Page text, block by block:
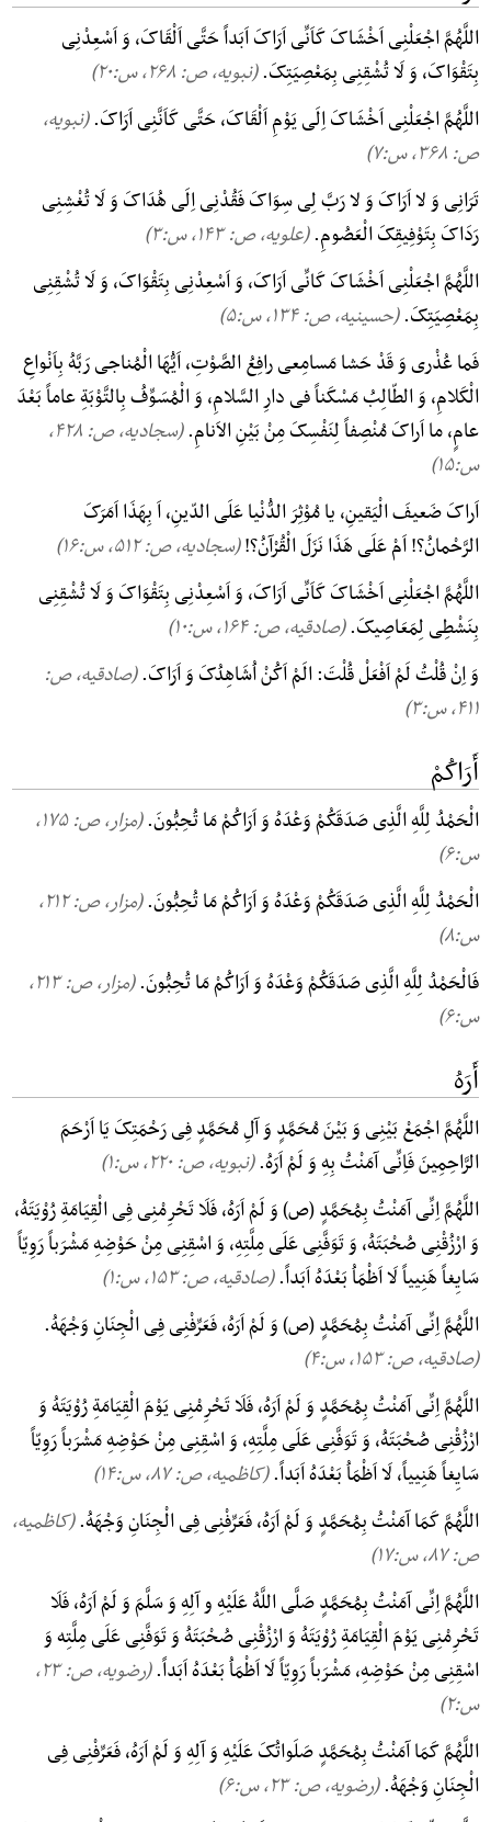
اللَّهُمَّ اجْعَلْنِی اَخْشَاکَ کَاَنِّی اَرَاکَ اَبَداً حَتَّی اَلْقَاکَ، وَ اَسْعِدْنِی
بِتَقْوَاکَ، وَ لَا تُشْقِنِی بِمَعْصِیَتِکَ.(نبویه، ص: ۲۶۸, س:۲۰)
اللَّهُمَّ اجْعَلْنِی اَخْشَاکَ اِلَی یَوْمِ اَلْقَاکَ، حَتَّی کَاَنَّنِی اَرَاکَ.(نبویه،
ص: ۳۶۸, س:۷)
تَرَانِی وَ لا اَرَاکَ وَ لا رَبَّ لِی سِوَاکَ فَقُدْنِی اِلَی هُدَاکَ وَ لَا تُغْشِنِی
رَدَاکَ بِتَوْفِیقِکَ الْعَصُومِ.(علویه، ص: ۱۴۳, س:۳)
اللَّهُمَّ اجْعَلْنِی اَخْشَاکَ کَانِّی اَرَاکَ، وَ اَسْعِدْنِی بِتَقْوَاکَ، وَ لَا تُشْقِنِی
بِمَعْصِیَتِکَ.(حسینیه، ص: ۱۳۴, س:۵)
فَما عُذْری وَ قَدْ حَشا مَسامِعی رافِعُ الصَّوْتِ، اَیُّهَا الْمُناجی رَبَّهُ بِاَنْواعِ
الْکَلامِ، وَ الطّالِبُ مَسْکَناً فی دارِ السَّلامِ، وَ الْمُسَوِّفُ بِالتَّوْبَةِ عاماً بَعْدَ
عامٍ، ما اَراکَ مُنْصِفاً لِنَفْسِکَ مِنْ بَیْنِ الاَنامِ.
(سجادیه، ص: ۴۲۸,
س:۱۵)
اَراکَ ضَعیفَ الْیَقینِ، یا مُوْثِرَ الدُّنْیا عَلَی الدّینِ، اَ بِهَذَا اَمَرَکَ
الرَّحْمانُ؟! اَمْ عَلَی هَذَا نَزَلَ الْقُرْآنُ؟!(سجادیه، ص: ۵۱۲, س:۱۶)
اللَّهُمَّ اجْعَلْنِی اَخْشَاکَ کَاَنِّی اَرَاکَ، وَ اَسْعِدْنِی بِتَقْوَاکَ وَ لَا تُشْقِنِی
بِنَشْطِی لِمَعَاصِیکَ.(صادقیه، ص: ۱۶۴, س:۱۰)
وَ اِنْ قُلْتُ لَمْ اَفْعَلْ قُلْتَ: الَمْ اَکُنْ اُشَاهِدُکَ وَ اَرَاکَ.(صادقیه، ص:
۴۱۱, س:۳)
أَرَاکُمْ
الْحَمْدُ لِلَّهِ الَّذِی صَدَقَکُمْ وَعْدَهُ وَ اَرَاکُمْ مَا تُحِبُّونَ.
(مزار، ص: ۱۷۵,
س:۶)
الْحَمْدُ لِلَّهِ الَّذِی صَدَقَکُمْ وَعْدَهُ وَ اَرَاکُمْ مَا تُحِبُّونَ.
(مزار، ص: ۲۱۲,
س:۸)
فَالْحَمْدُ لِلَّهِ الَّذِی صَدَقَکُمْ وَعْدَهُ وَ اَرَاکُمْ مَا تُحِبُّونَ.
(مزار، ص: ۲۱۳,
س:۶)
أَرَهُ
اللَّهُمَّ اجْمَعْ بَیْنِی وَ بَیْنَ مُحَمَّدٍ وَ آلِ مُحَمَّدٍ فِی رَحْمَتِکَ یَا اَرْحَمَ
الرَّاحِمِینَ فَاِنِّی آمَنْتُ بِهِ وَ لَمْ اَرَهُ.(نبویه، ص: ۲۲۰, س:۱)
اللَّهُمَّ اِنِّی آمَنْتُ بِمُحَمَّدٍ (ص) وَ لَمْ اَرَهُ، فَلَا تَحْرِمْنِی فِی الْقِیَامَةِ رُوْیَتَهُ،
وَ ارْزُقْنِی صُحْبَتَهُ، وَ تَوَفَّنِی عَلَی مِلَّتِهِ، وَ اسْقِنِی مِنْ حَوْضِهِ مَشْرَباً رَوِیّاً
سَایِغاً هَنِییاً لَا اَظْمَاُ بَعْدَهُ اَبَداً.(صادقیه، ص: ۱۵۳, س:۱)
اللَّهُمَّ اِنِّی آمَنْتُ بِمُحَمَّدٍ (ص) وَ لَمْ اَرَهُ، فَعَرِّفْنِی فِی الْجِنَانِ وَجْهَهُ.
(صادقیه، ص: ۱۵۳, س:۴)
اللَّهُمَّ اِنِّی آمَنْتُ بِمُحَمَّدٍ وَ لَمْ اَرَهُ، فَلَا تَحْرِمْنِی یَوْمَ الْقِیَامَةِ رُوْیَتَهُ وَ
ارْزُقْنِی صُحْبَتَهُ، وَ تَوَفَّنِی عَلَی مِلَّتِهِ، وَ اسْقِنِی مِنْ حَوْضِهِ مَشْرَباً رَوِیّاً
سَایِغاً هَنِییاً، لَا اَظْمَاُ بَعْدَهُ اَبَداً.(کاظمیه، ص: ۸۷, س:۱۴)
اللَّهُمَّ کَمَا آمَنْتُ بِمُحَمَّدٍ وَ لَمْ اَرَهُ، فَعَرِّفْنِی فِی الْجِنَانِ وَجْهَهُ.(کاظمیه،
ص: ۸۷, س:۱۷)
اللَّهُمَّ اِنِّی آمَنْتُ بِمُحَمَّدٍ صَلَّی اللَّهُ عَلَیْهِ و آلِهِ وَ سَلَّمَ وَ لَمْ اَرَهُ، فَلَا
تَحْرِمْنِی یَوْمَ الْقِیَامَةِ رُوْیَتَهُ وَ ارْزُقْنِی صُحْبَتَهُ وَ تَوَفَّنِی عَلَی مِلَّتِه وَ
اسْقِنِی مِنْ حَوْضِهِ، مَشْرَباً رَوِیّاً لَا اَظْمَاُ بَعْدَهُ اَبَداً.
(رضویه، ص: ۲۳,
س:۲)
اللَّهُمَّ کَمَا آمَنْتُ بِمُحَمَّدٍ صَلَواتُکَ عَلَیْهِ وَ آلِهِ وَ لَمْ اَرَهُ، فَعَرِّفْنِی فِی
الْجِنَانِ وَجْهَهُ.(رضویه، ص: ۲۳, س:۶)